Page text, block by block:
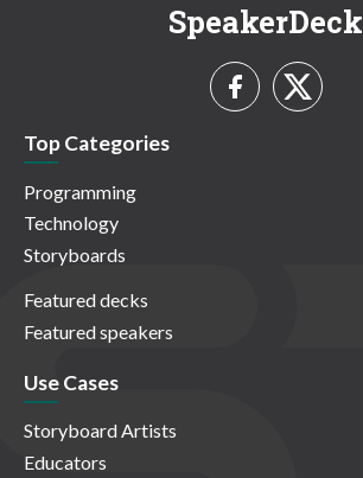
SpeakerDeck
Top Categories
Programming
Technology
Storyboards
Featured decks
Featured speakers
Use Cases
Storyboard Artists
Educators